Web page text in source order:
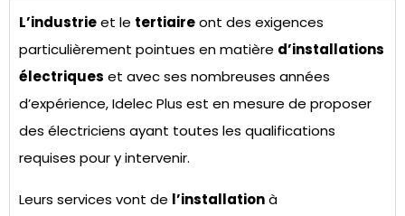
L’industrieet le tertiaireont des exigences
particulièrement pointues en matière d’installations
électriques et avec ses nombreuses années
d’expérience,IdelecPlus est en mesure de proposer
des électriciens ayant toutes les qualifications
requises pour y intervenir.
Leurs services vont de l’installationà